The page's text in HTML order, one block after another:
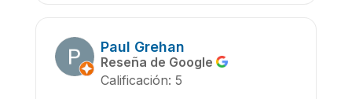
Paul Grehan
Reseña de Google
Calificación: 5